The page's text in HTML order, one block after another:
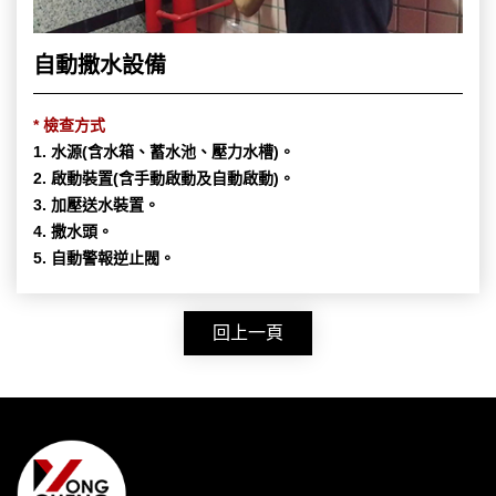
自動撒水設備
* 檢查方式
1. 水源(含水箱、蓄水池、壓力水槽)。
2. 啟動裝置(含手動啟動及自動啟動)。
3. 加壓送水裝置。
4. 撒水頭。
5. 自動警報逆止閥。
回上一頁